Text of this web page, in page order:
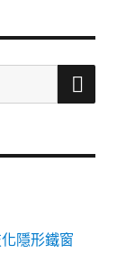
搜
隱形鐵窗